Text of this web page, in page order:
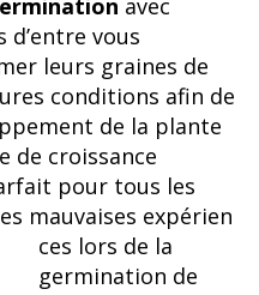
avec
vous
leurs graines de
conditions afin de
de la plante
de croissance
pour tous les
mauvaises expérien
ces lors de la
germination de